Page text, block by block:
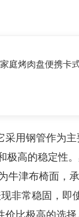
庭烤肉盘便携卡
用钢管作为
极高的稳定性
牛津布椅面，
非常稳固，即
比极高的选择